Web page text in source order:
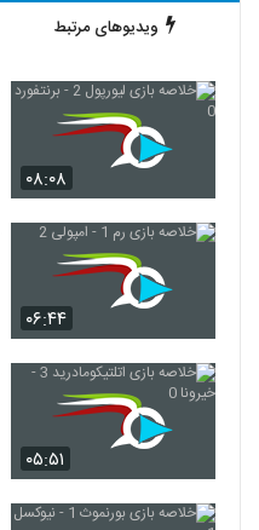
ویدیوهای مرتبط
۰۸:۰۸
۰۶:۴۴
۰۵:۵۱